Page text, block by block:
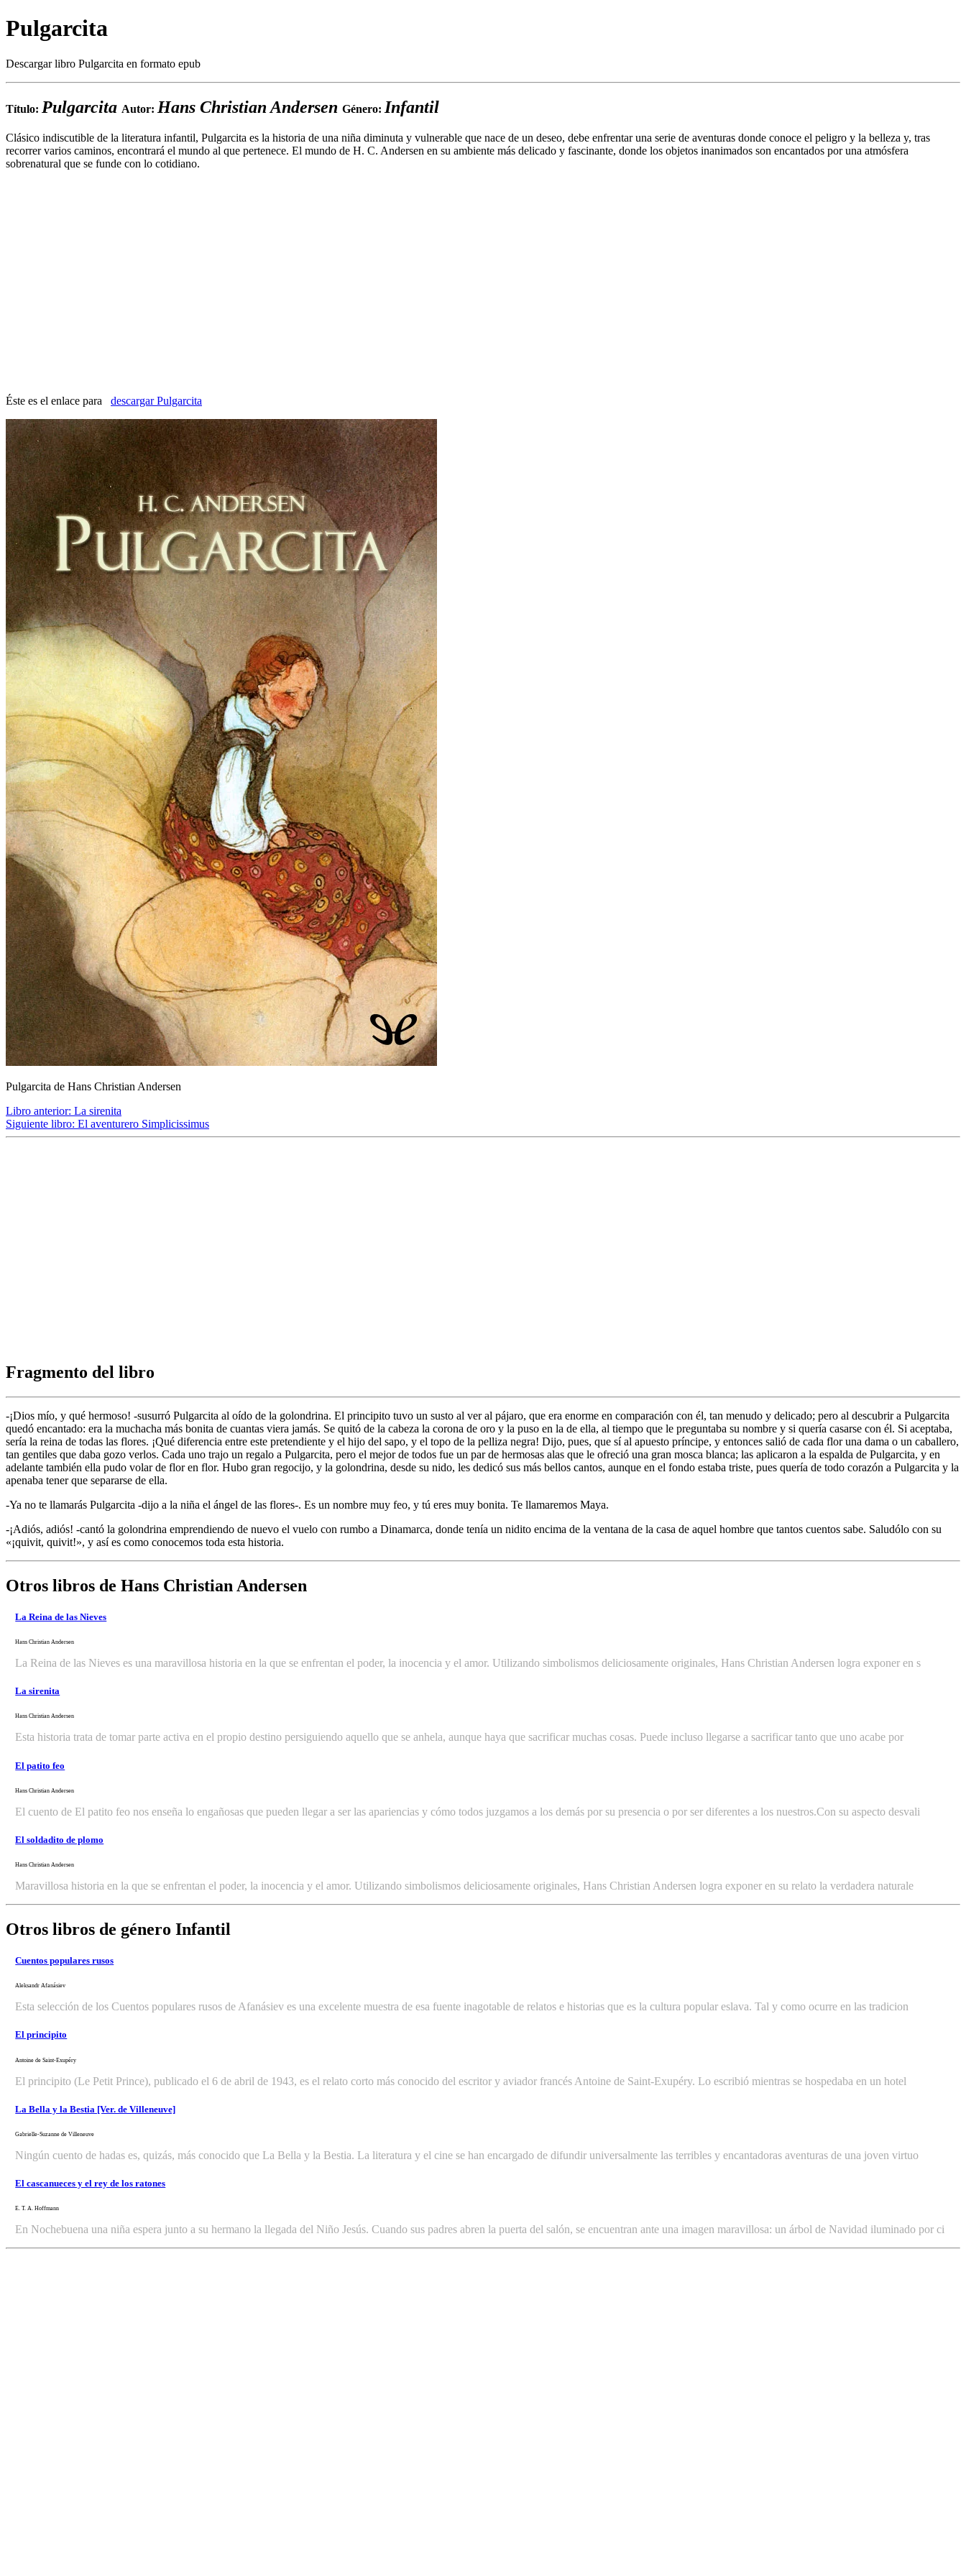
Pulgarcita
Descargar libro Pulgarcita en formato epub
Título: Pulgarcita Autor: Hans Christian Andersen Género: Infantil
Clásico indiscutible de la literatura infantil, Pulgarcita es la historia de una niña diminuta y vulnerable que nace de un deseo, debe enfrentar una serie de aventuras donde conoce el peligro y la belleza y, tras
recorrer varios caminos, encontrará el mundo al que pertenece. El mundo de H. C. Andersen en su ambiente más delicado y fascinante, donde los objetos inanimados son encantados por una atmósfera
sobrenatural que se funde con lo cotidiano.
Éste es el enlace para descargar Pulgarcita
Pulgarcita de Hans Christian Andersen
Libro anterior: La sirenita
Siguiente libro: El aventurero Simplicissimus
Fragmento del libro
-¡Dios mío, y qué hermoso! -susurró Pulgarcita al oído de la golondrina. El principito tuvo un susto al ver al pájaro, que era enorme en comparación con él, tan menudo y delicado; pero al descubrir a Pulgarcita
quedó encantado: era la muchacha más bonita de cuantas viera jamás. Se quitó de la cabeza la corona de oro y la puso en la de ella, al tiempo que le preguntaba su nombre y si quería casarse con él. Si aceptaba,
sería la reina de todas las flores. ¡Qué diferencia entre este pretendiente y el hijo del sapo, y el topo de la pelliza negra! Dijo, pues, que sí al apuesto príncipe, y entonces salió de cada flor una dama o un caballero,
tan gentiles que daba gozo verlos. Cada uno trajo un regalo a Pulgarcita, pero el mejor de todos fue un par de hermosas alas que le ofreció una gran mosca blanca; las aplicaron a la espalda de Pulgarcita, y en
adelante también ella pudo volar de flor en flor. Hubo gran regocijo, y la golondrina, desde su nido, les dedicó sus más bellos cantos, aunque en el fondo estaba triste, pues quería de todo corazón a Pulgarcita y la
apenaba tener que separarse de ella.
-Ya no te llamarás Pulgarcita -dijo a la niña el ángel de las flores-. Es un nombre muy feo, y tú eres muy bonita. Te llamaremos Maya.
-¡Adiós, adiós! -cantó la golondrina emprendiendo de nuevo el vuelo con rumbo a Dinamarca, donde tenía un nidito encima de la ventana de la casa de aquel hombre que tantos cuentos sabe. Saludólo con su
«¡quivit, quivit!», y así es como conocemos toda esta historia.
Otros libros de Hans Christian Andersen
La Reina de las Nieves
Hans Christian Andersen
La Reina de las Nieves es una maravillosa historia en la que se enfrentan el poder, la inocencia y el amor. Utilizando simbolismos deliciosamente originales, Hans Christian Andersen logra exponer en s
La sirenita
Hans Christian Andersen
Esta historia trata de tomar parte activa en el propio destino persiguiendo aquello que se anhela, aunque haya que sacrificar muchas cosas. Puede incluso llegarse a sacrificar tanto que uno acabe por
El patito feo
Hans Christian Andersen
El cuento de El patito feo nos enseña lo engañosas que pueden llegar a ser las apariencias y cómo todos juzgamos a los demás por su presencia o por ser diferentes a los nuestros.Con su aspecto desvali
El soldadito de plomo
Hans Christian Andersen
Maravillosa historia en la que se enfrentan el poder, la inocencia y el amor. Utilizando simbolismos deliciosamente originales, Hans Christian Andersen logra exponer en su relato la verdadera naturale
Otros libros de género Infantil
Cuentos populares rusos
Aleksandr Afanásiev
Esta selección de los Cuentos populares rusos de Afanásiev es una excelente muestra de esa fuente inagotable de relatos e historias que es la cultura popular eslava. Tal y como ocurre en las tradicion
El principito
Antoine de Saint-Exupéry
El principito (Le Petit Prince), publicado el 6 de abril de 1943, es el relato corto más conocido del escritor y aviador francés Antoine de Saint-Exupéry. Lo escribió mientras se hospedaba en un hotel
La Bella y la Bestia [Ver. de Villeneuve]
Gabrielle-Suzanne de Villeneuve
Ningún cuento de hadas es, quizás, más conocido que La Bella y la Bestia. La literatura y el cine se han encargado de difundir universalmente las terribles y encantadoras aventuras de una joven virtuo
El cascanueces y el rey de los ratones
E. T. A. Hoffmann
En Nochebuena una niña espera junto a su hermano la llegada del Niño Jesús. Cuando sus padres abren la puerta del salón, se encuentran ante una imagen maravillosa: un árbol de Navidad iluminado por ci